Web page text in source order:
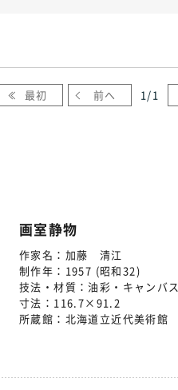
最初 前へ 1/1
画室静物
作家名： 加藤 清江
制作年： 1957 (昭和32)
技法・材質：油彩・キャンバス
寸法： 116.7×91.2
所蔵館： 北海道立近代美術館